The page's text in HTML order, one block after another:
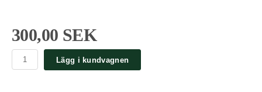
300,00 SEK
Lägg i kundvagnen